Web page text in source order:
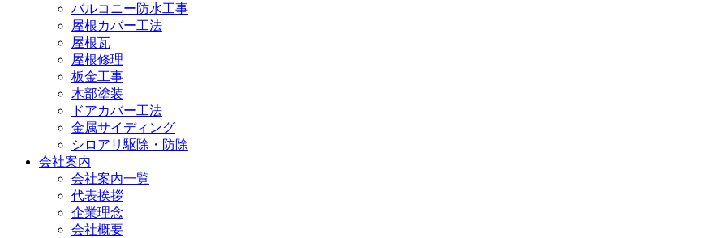
バルコニー防水工事
屋根カバー工法
屋根瓦
屋根修理
板金工事
木部塗装
ドアカバー工法
金属サイディング
シロアリ駆除・防除
会社案内
会社案内一覧
代表挨拶
企業理念
会社概要